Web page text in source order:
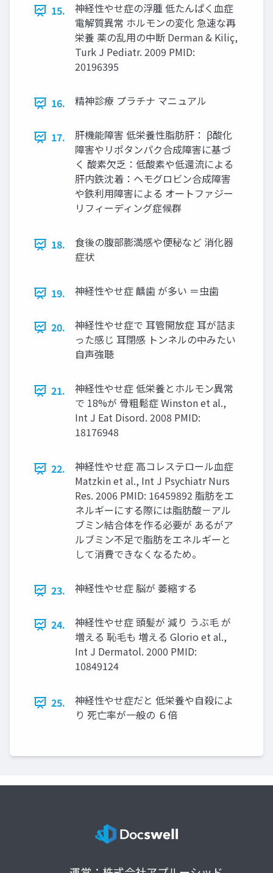
15.
神経性やせ症の浮腫 低たんぱく血症
電解質異常 ホルモンの変化 急速な再
栄養 薬の乱用の中断 Derman & Kiliç,
Turk J Pediatr. 2009 PMID:
20196395
16. 精神診療 プラチナ マニュアル
17.
肝機能障害 低栄養性脂肪肝： β酸化
障害やリポタンパク合成障害に基づ
く 酸素欠乏：低酸素や低還流による
肝内鉄沈着：ヘモグロビン合成障害
や鉄利用障害による オートファジー
リフィーディング症候群
18.
食後の腹部膨満感や便秘など 消化器
症状
19. 神経性やせ症 齲歯 が多い ＝虫歯
20.
神経性やせ症で 耳管開放症 耳が詰ま
った感じ 耳閉感 トンネルの中みたい
自声強聴
21.
神経性やせ症 低栄養とホルモン異常
で 18%が 骨粗鬆症 Winston et al.,
Int J Eat Disord. 2008 PMID:
18176948
22.
神経性やせ症 高コレステロール血症
Matzkin et al., Int J Psychiatr Nurs
Res. 2006 PMID: 16459892 脂肪をエ
ネルギーにする際には脂肪酸－アル
ブミン結合体を作る必要が あるがア
ルブミン不足で脂肪をエネルギーと
して消費できなくなるため。
23. 神経性やせ症 脳が 萎縮する
24.
神経性やせ症 頭髪が 減り うぶ毛 が
増える 恥毛も 増える Glorio et al.,
Int J Dermatol. 2000 PMID:
10849124
25.
神経性やせ症だと 低栄養や自殺によ
り 死亡率が一般の ６倍